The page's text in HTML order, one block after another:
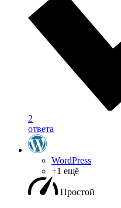
2
ответа
WordPress
+1 ещё
Простой